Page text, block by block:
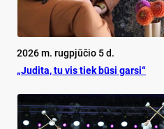
2026 m. rugpjūčio 5 d.
„Judita, tu vis tiek būsi garsi“